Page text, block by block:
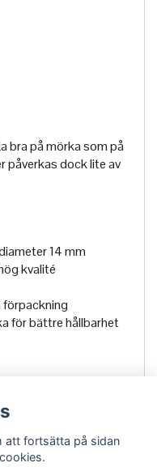
bra på mörka som på
påverkas dock lite av
14 mm
kvalité
förpackning
för bättre hållbarhet
att fortsätta på sidan